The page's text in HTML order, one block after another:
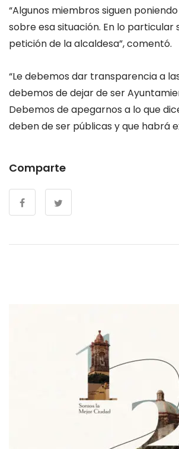
“Algunos miembros siguen
sobre esa situación. En lo particular
petición de la alcaldesa”, comentó.
“Le debemos dar transparencia a
debemos de dejar de ser
Debemos de apegarnos a lo que
deben de ser públicas y que habrá
Comparte